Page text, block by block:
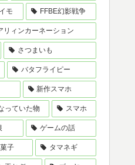
モ FFBE幻影戦争
リィンカーネーション
さつまいも
バタフライピー
新作スマホ
っていた物 スマホ
ゲームの話
子 タマネギ